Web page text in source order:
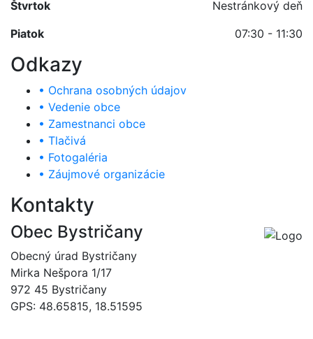
Štvrtok
Nestránkový deň
Piatok
07:30 - 11:30
Odkazy
• Ochrana osobných údajov
• Vedenie obce
• Zamestnanci obce
• Tlačivá
• Fotogaléria
• Záujmové organizácie
Kontakty
Obec Bystričany
Obecný úrad Bystričany
Mirka Nešpora 1/17
972 45 Bystričany
GPS: 48.65815, 18.51595